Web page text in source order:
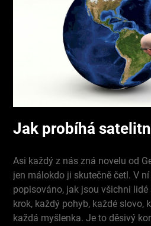
Jak probíhá
Asi každý z nás zná novelu od
jen málokdo ji skutečně četl. V
popisováno, jak jsou všichni
krok, každý pohyb, každé slovo,
každá myšlenka. Je to děsivý